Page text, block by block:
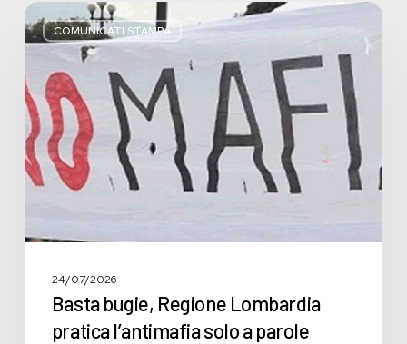
COMUNICATI STAMPA
Basta
bugie,
Regione
Lombardia
pratica
l’antimafia
solo
a
parole
24/07/2026
Basta bugie, Regione Lombardia
pratica l’antimafia solo a parole